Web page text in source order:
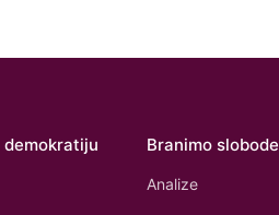
demokratiju Branimo slobode
Analize